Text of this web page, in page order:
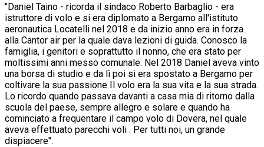
"Daniel Taino - ricorda il sindaco Roberto Barbaglio - era
istruttore di volo e si era diplomato a Bergamo all'istituto
aeronautica Locatelli nel 2018 e da inizio anno era in forza
alla Cantor air per la quale dava lezioni di guida. Conosco la
famiglia, i genitori e soprattutto il nonno, che era stato per
moltissimi anni messo comunale. Nel 2018 Daniel aveva vinto
una borsa di studio e da lì poi si era spostato a Bergamo per
coltivare la sua passione Il volo era la sua vita e la sua strada.
Lo ricordo quando passava davanti a casa mia di ritorno dalla
scuola del paese, sempre allegro e solare e quando ha
cominciato a frequentare il campo volo di Dovera, nel quale
aveva effettuato parecchi voli . Per tutti noi, un grande
dispiacere".